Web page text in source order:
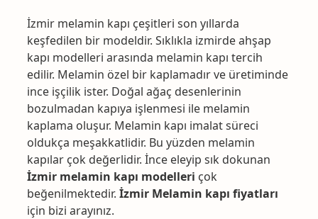
İzmir melamin kapı çeşitleri son yıllarda
keşfedilen bir modeldir. Sıklıkla izmirde ahşap
kapı modelleri arasında melamin kapı tercih
edilir. Melamin özel bir kaplamadır ve üretiminde
ince işçilik ister. Doğal ağaç desenlerinin
bozulmadan kapıya işlenmesi ile melamin
kaplama oluşur. Melamin kapı imalat süreci
oldukça meşakkatlidir. Bu yüzden melamin
kapılar çok değerlidir. İnce eleyip sık dokunan
İzmir melamin kapı modelleri çok
beğenilmektedir. İzmir Melamin kapı fiyatları
için bizi arayınız.